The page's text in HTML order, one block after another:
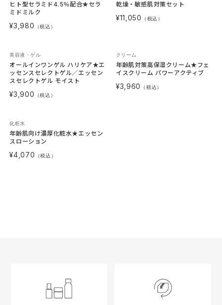
ヒト型セラミド4.5％配合★セラ
ミドミルク
¥3,980 （税込）
乾燥・敏感肌対策セット
¥11,050 （税込）
オールインワンゲル ハリケア★エ
ッセンスセレクトゲル／エッセン
スセレクトゲル モイスト
美容液・ゲル
¥3,900 （税込）
年齢肌対策高保湿クリーム★フェ
イスクリーム パワーアクティブ
クリーム
¥3,960 （税込）
年齢肌向け濃厚化粧水★エッセン
スローション
化粧水
¥4,070 （税込）